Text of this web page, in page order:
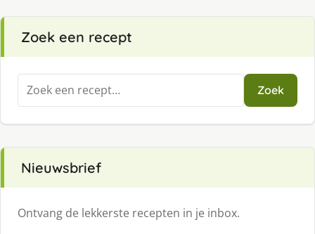
Zoek een recept
Zoeken
naar:
Zoek
Nieuwsbrief
Ontvang de lekkerste recepten in je inbox.